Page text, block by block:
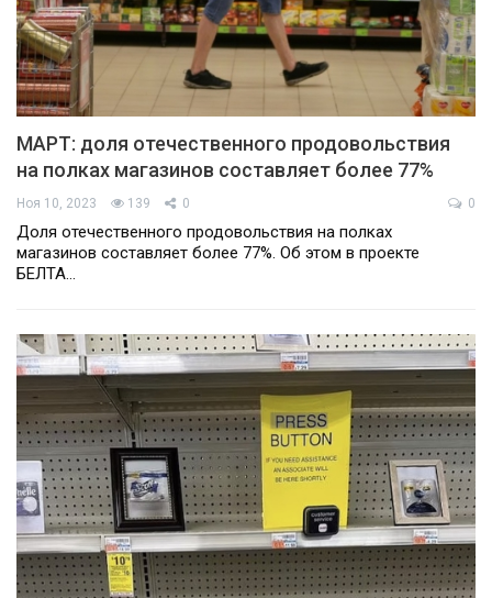
МАРТ: доля отечественного продовольствия
на полках магазинов составляет более 77%
Ноя 10, 2023 139 0 0
Доля отечественного продовольствия на полках
магазинов составляет более 77%. Об этом в проекте
БЕЛТА…